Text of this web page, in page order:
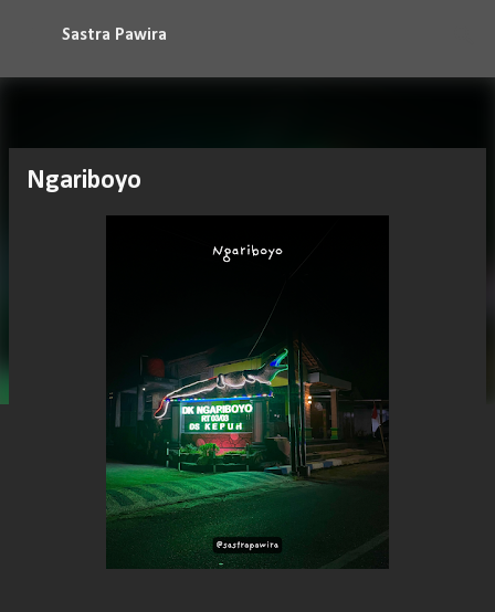
Langsung ke konten utama
Sastra Pawira
Ngariboyo